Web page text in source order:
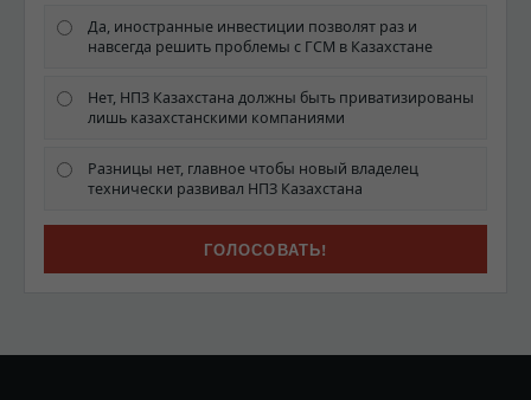
Да, иностранные инвестиции позволят раз и
навсегда решить проблемы с ГСМ в Казахстане
Нет, НПЗ Казахстана должны быть приватизированы
лишь казахстанскими компаниями
Разницы нет, главное чтобы новый владелец
технически развивал НПЗ Казахстана